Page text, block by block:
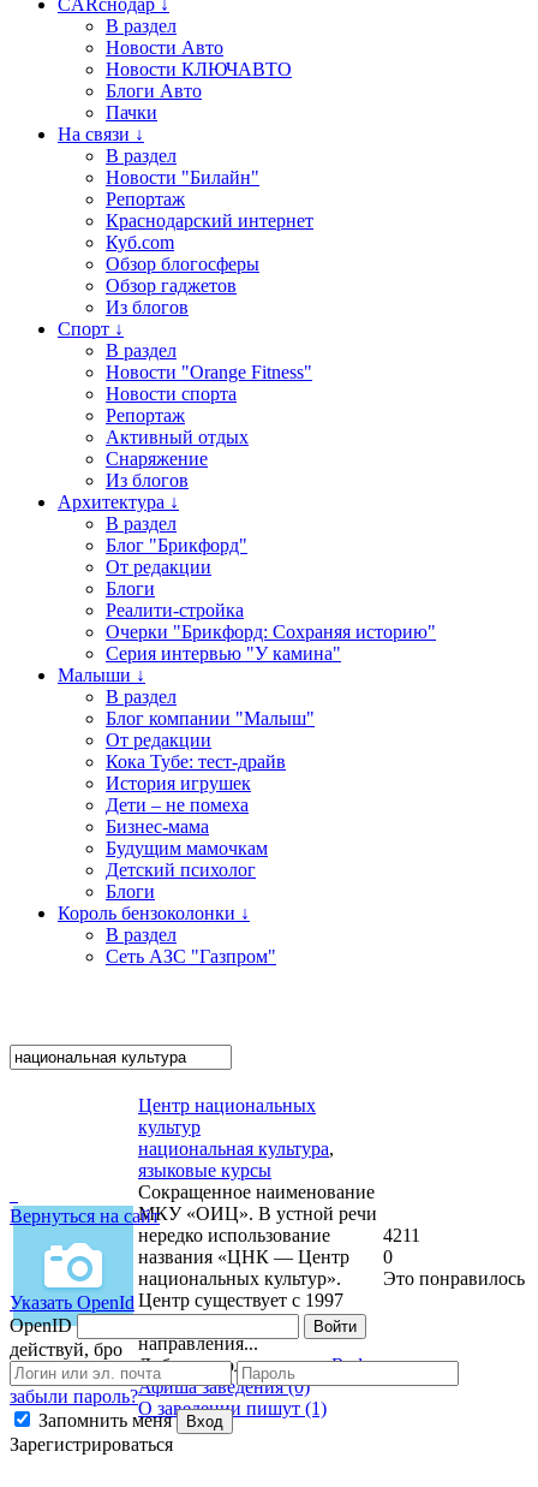
Вернуться на сайт
Указать OpenId
OpenID
Войти
действуй, бро
забыли пароль?
Запомнить меня
Вход
Зарегистрироваться
CARснодар ↓
В раздел
Новости Авто
Новости КЛЮЧАВТО
Блоги Авто
Пачки
На связи ↓
В раздел
Новости "Билайн"
Репортаж
Краснодарский интернет
Куб.com
Обзор блогосферы
Обзор гаджетов
Из блогов
Спорт ↓
В раздел
Новости "Orange Fitness"
Новости спорта
Репортаж
Активный отдых
Снаряжение
Из блогов
Архитектура ↓
В раздел
Блог "Брикфорд"
От редакции
Блоги
Реалити-стройка
Очерки "Брикфорд: Сохраняя историю"
Серия интервью "У камина"
Малыши ↓
В раздел
Блог компании "Малыш"
От редакции
Кока Тубе: тест-драйв
История игрушек
Дети – не помеха
Бизнес-мама
Будущим мамочкам
Детский психолог
Блоги
Король бензоколонки ↓
В раздел
Сеть АЗС "Газпром"
Центр национальных
культур
национальная культура,
языковые курсы
Сокращенное наименование
МКУ «ОИЦ». В устной речи
нередко использование
названия «ЦНК — Центр
национальных культур».
Центр существует с 1997
года. Основные
направления...
Добавил пользователь:Red
Афиша заведения (0)
О заведении пишут (1)
4211
0
Это понравилось